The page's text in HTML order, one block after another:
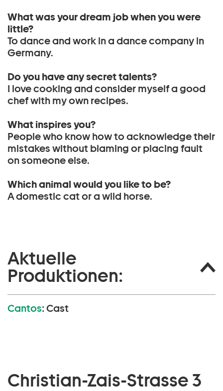
What was your dream job when you were
little?
To dance and work in a dance company in
Germany.
Do you have any secret talents?
I love cooking and consider myself a good
chef with my own recipes.
What inspires you?
People who know how to acknowledge their
mistakes without blaming or placing fault
on someone else.
Which animal would you like to be?
A domestic cat or a wild horse.
Aktuelle
Produktionen:
Cantos: Cast
Christian-Zais-Strasse 3